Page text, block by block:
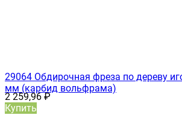
29064 Обдирочная фреза по дереву
мм (карбид вольфрама)
2 259,96₽
Купить